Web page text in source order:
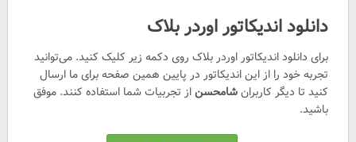
دانلود اندیکاتور اوردر بلاک
برای دانلود اندیکاتور اوردر بلاک روی دکمه زیر کلیک کنید. می‌توانید
تجربه خود را از این اندیکاتور در پایین همین صفحه برای ما ارسال
کنید تا دیگر کاربرانشامحسناز تجربیات شما استفاده کنند. موفق
باشید.